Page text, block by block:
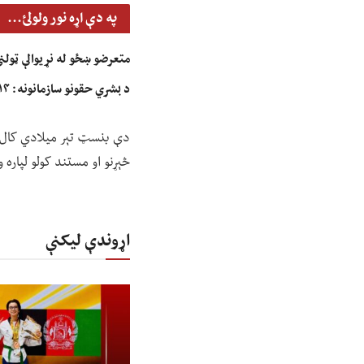
په دې اړه نور ولولئ...
متعرضو ښځو له نړیوالې
د بشري حقونو سازمانونه: ۱۴ هېوادونو له ملګرو ملتونو وغوښتل، چې جنسیتي توپير د جرم په توګه وپېژني
دې بنسټ تېر میلادي کال
څېړنو او مستند کولو
اړوندې لیکنې